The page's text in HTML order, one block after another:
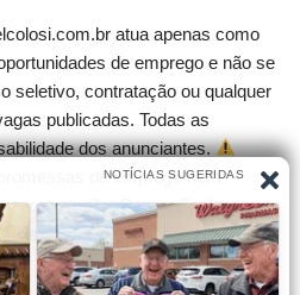
atua apenas como
de emprego e não se
seletivo, contratação ou qualquer
publicadas. Todas as
dos anunciantes.
de emprego nem
contratação. Desconfie de
de seleções.